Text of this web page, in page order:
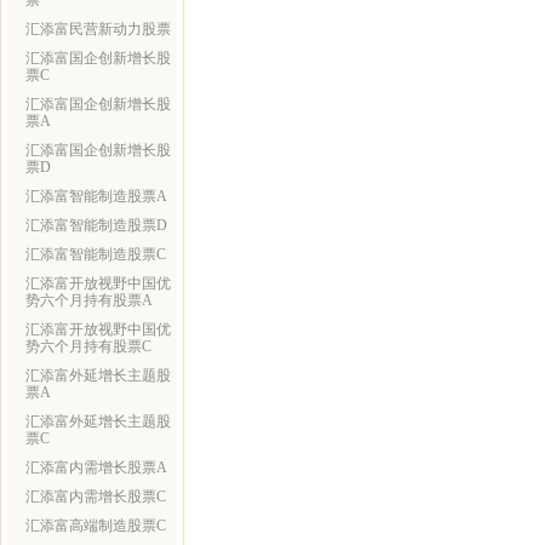
汇添富民营新动力股票
汇添富国企创新增长股
票C
汇添富国企创新增长股
票A
汇添富国企创新增长股
票D
汇添富智能制造股票A
汇添富智能制造股票D
汇添富智能制造股票C
汇添富开放视野中国优
势六个月持有股票A
汇添富开放视野中国优
势六个月持有股票C
汇添富外延增长主题股
票A
汇添富外延增长主题股
票C
汇添富内需增长股票A
汇添富内需增长股票C
汇添富高端制造股票C